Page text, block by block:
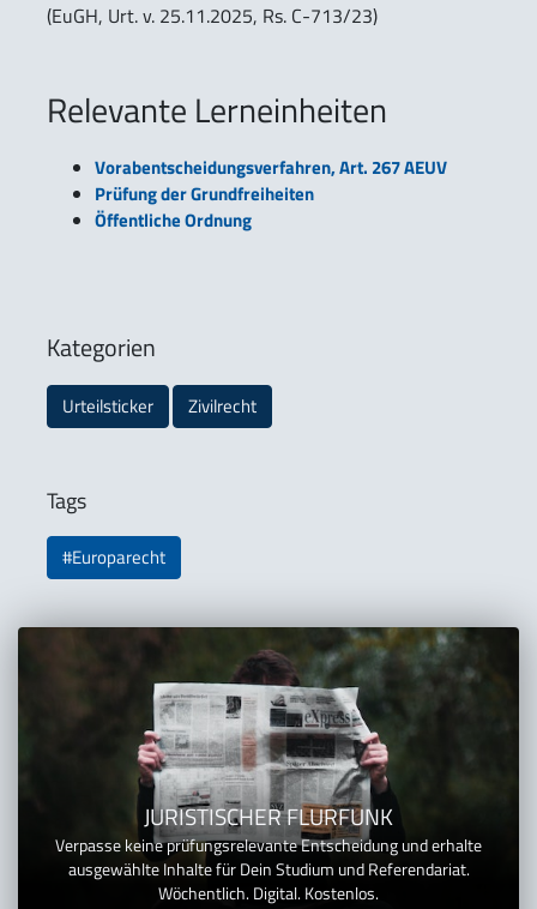
(EuGH, Urt. v. 25.11.2025, Rs. C-713/23)
Relevante Lerneinheiten
Vorabentscheidungsverfahren, Art. 267 AEUV
Prüfung der Grundfreiheiten
Öffentliche Ordnung
Kategorien
Urteilsticker Zivilrecht
Tags
#Europarecht
JURISTISCHER FLURFUNK
Verpasse keine prüfungsrelevante Entscheidung und erhalte
ausgewählte Inhalte für Dein Studium und Referendariat.
Wöchentlich. Digital. Kostenlos.